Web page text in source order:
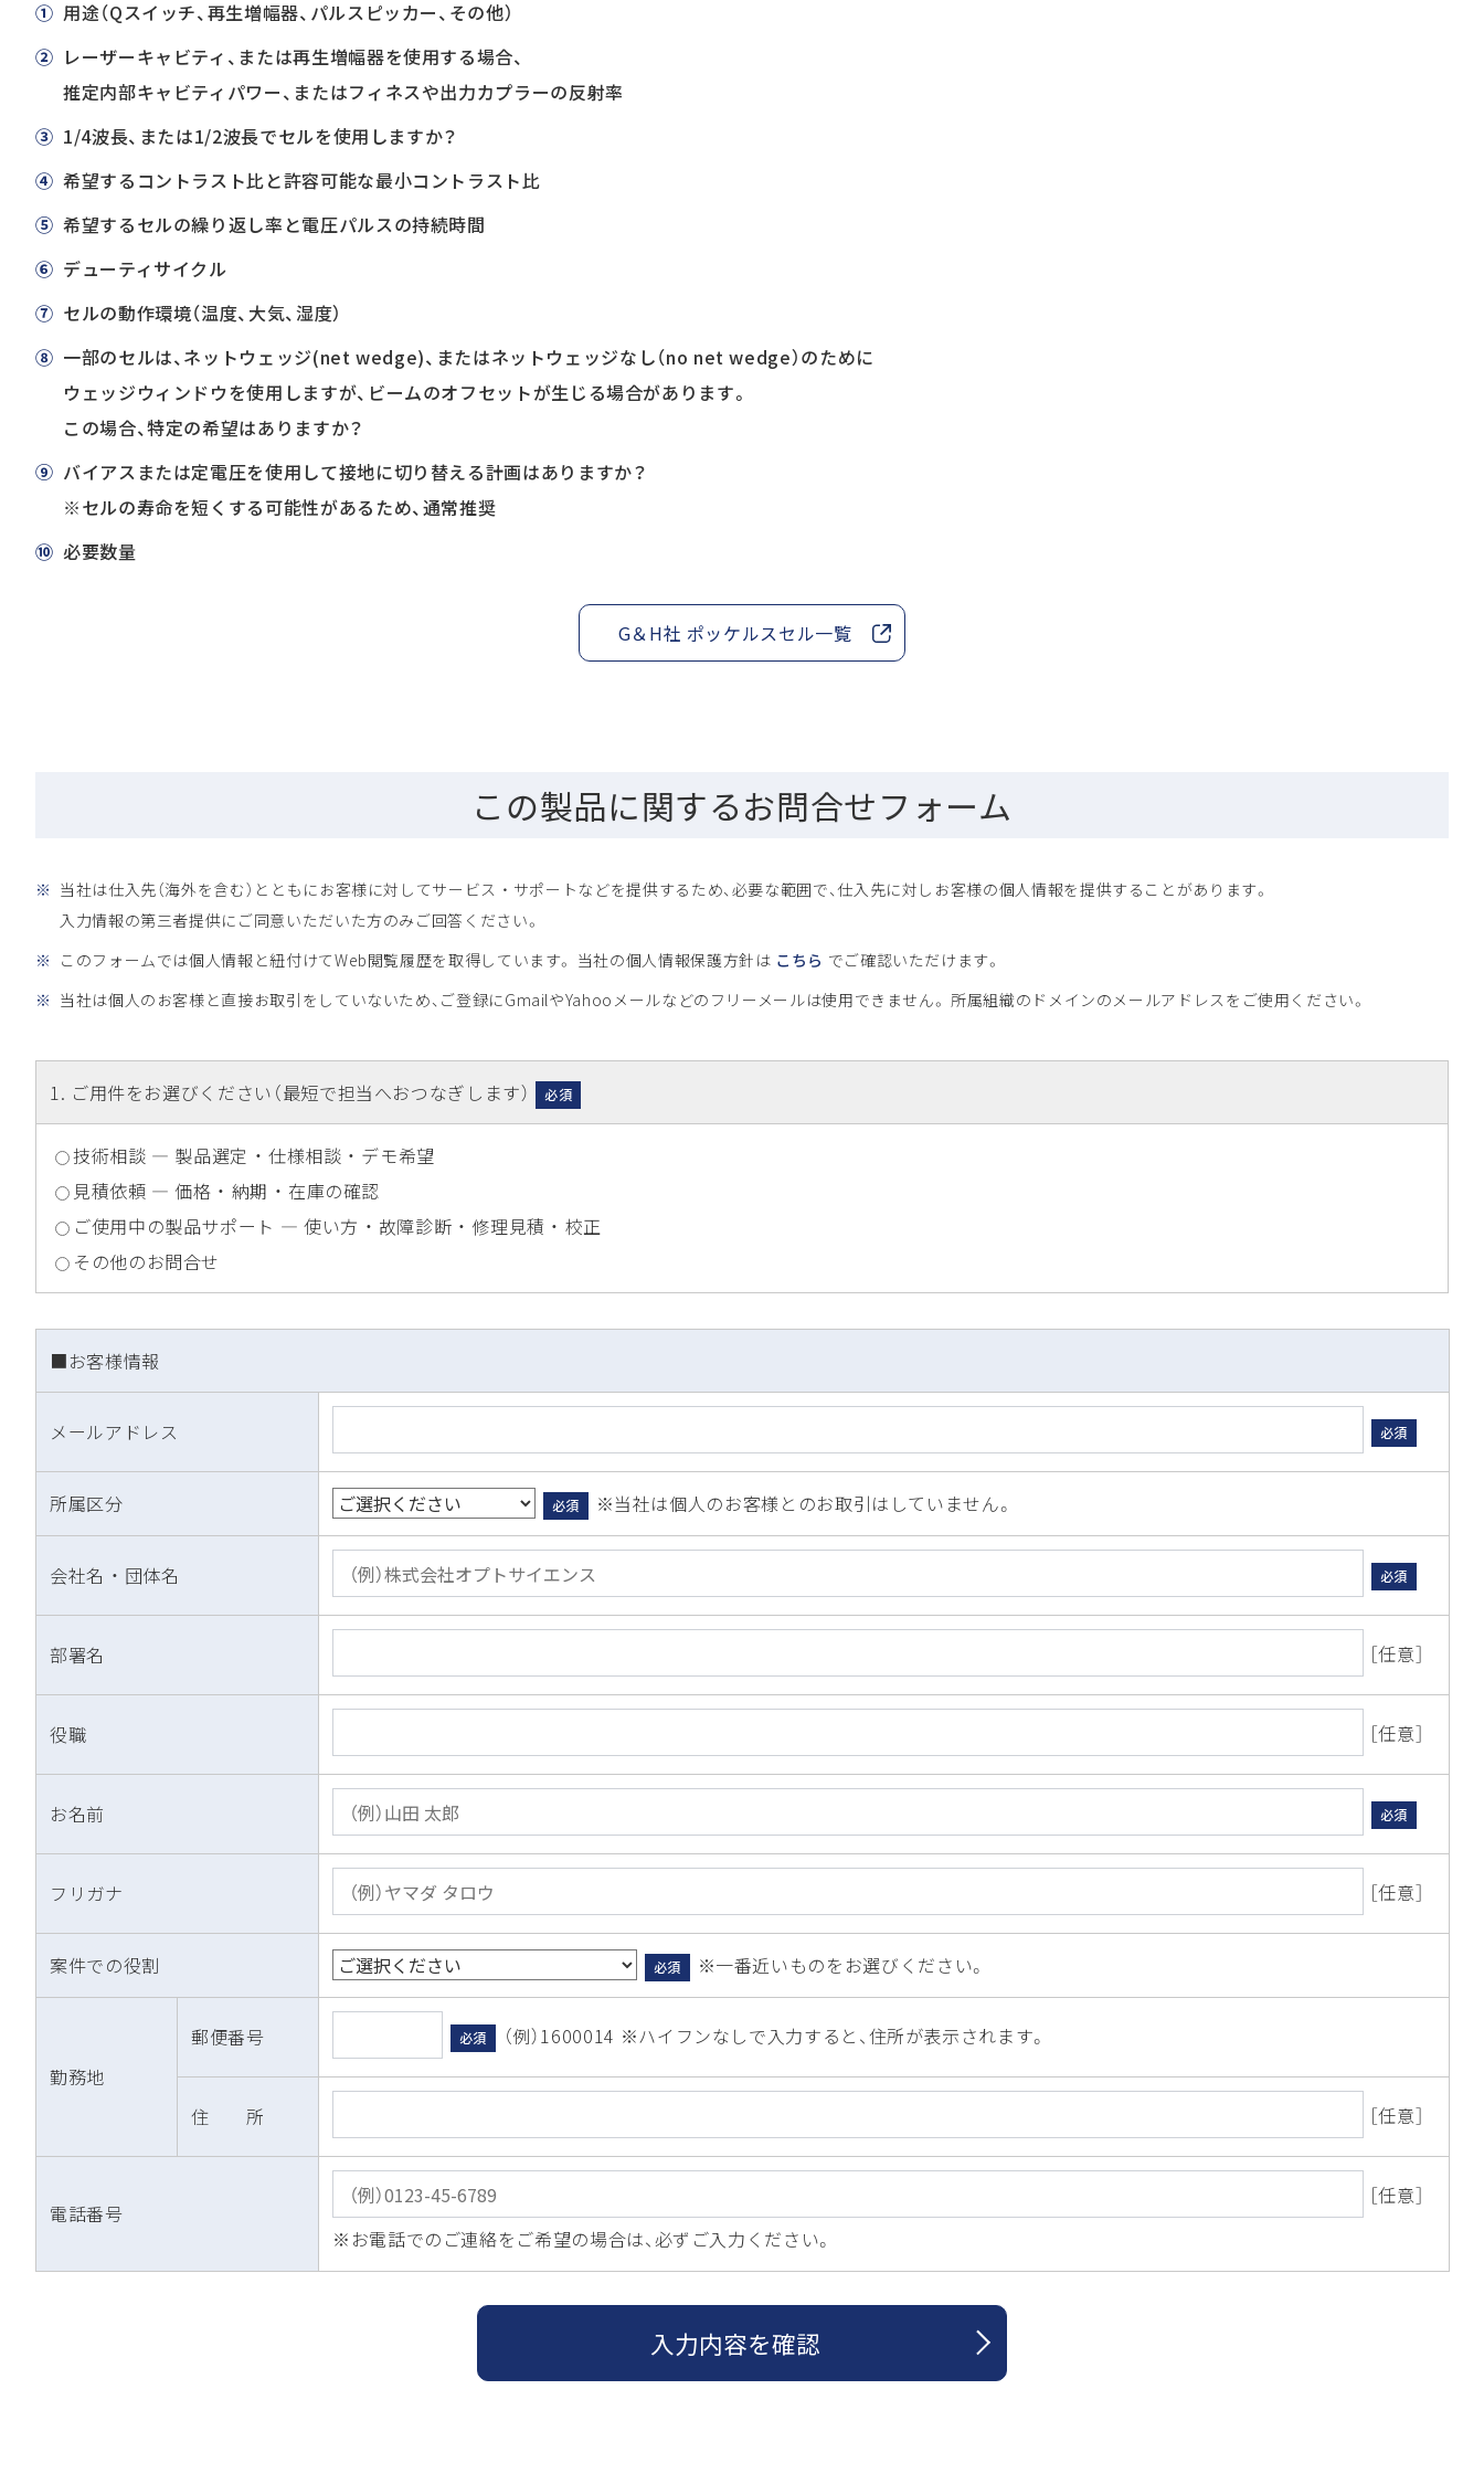
① 用途（Qスイッチ、再生増幅器、パルスピッカー、その他）
② レーザーキャビティ、または再生増幅器を使用する場合、
推定内部キャビティパワー、またはフィネスや出力カプラーの反射率
③ 1/4波長、または1/2波長でセルを使用しますか？
④ 希望するコントラスト比と許容可能な最小コントラスト比
⑤ 希望するセルの繰り返し率と電圧パルスの持続時間
⑥ デューティサイクル
⑦ セルの動作環境（温度、大気、湿度）
⑧ 一部のセルは、ネットウェッジ(net wedge)、またはネットウェッジなし（no net wedge）のために
ウェッジウィンドウを使用しますが、ビームのオフセットが生じる場合があります。
この場合、特定の希望はありますか？
⑨ バイアスまたは定電圧を使用して接地に切り替える計画はありますか？
※セルの寿命を短くする可能性があるため、通常推奨
⑩ 必要数量
G＆H社 ポッケルスセル一覧
この製品に関するお問合せフォーム
※ 当社は仕入先（海外を含む）とともにお客様に対してサービス ・ サポートなどを提供するため、必要な範囲で、仕入先に対しお客様の個人情報を提供することがあります。
入力情報の第三者提供にご同意いただいた方のみご回答ください。
※ このフォームでは個人情報と紐付けてWeb閲覧履歴を取得しています。 当社の個人情報保護方針は こちら でご確認いただけます。
※ 当社は個人のお客様と直接お取引をしていないため、ご登録にGmailやYahooメールなどのフリーメールは使用できません。 所属組織のドメインのメールアドレスをご使用ください。
1. ご用件をお選びください（最短で担当へおつなぎします） 必須
技術相談 ― 製品選定 ・ 仕様相談 ・ デモ希望
見積依頼 ― 価格 ・ 納期 ・ 在庫の確認
ご使用中の製品サポート ― 使い方 ・ 故障診断 ・ 修理見積 ・ 校正
その他のお問合せ
■お客様情報
メールアドレス 必須
所属区分 必須 ※当社は個人のお客様とのお取引はしていません。
会社名 ・ 団体名 必須
部署名 ［任意］
役職 ［任意］
お名前 必須
フリガナ ［任意］
案件での役割 必須 ※一番近いものをお選びください。
勤務地
郵便番号 必須 （例）1600014 ※ハイフンなしで入力すると、住所が表示されます。
住 所 ［任意］
電話番号
［任意］
※お電話でのご連絡をご希望の場合は、必ずご入力ください。
入力内容を確認